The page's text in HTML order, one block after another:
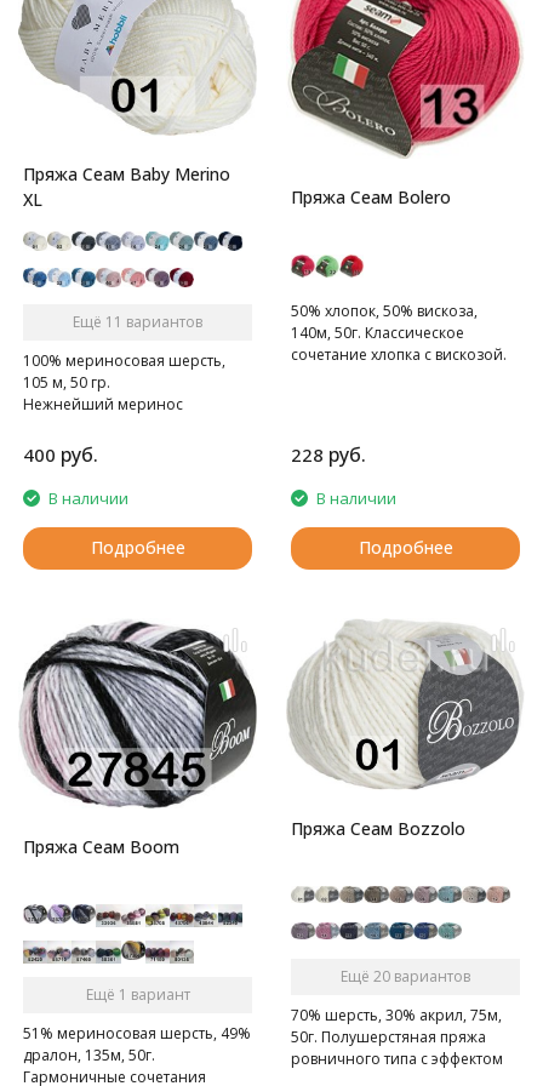
Пряжа Сеам Baby Merino
XL
Ещё 11 вариантов
100% мериносовая шерсть,
105 м, 50 гр.
Нежнейший меринос
400 руб.
В наличии
Подробнее
Пряжа Сеам Bolero
50% хлопок, 50% вискоза,
140м, 50г. Классическое
сочетание хлопка с вискозой.
228 руб.
В наличии
Подробнее
Пряжа Сеам Boom
Ещё 1 вариант
51% мериносовая шерсть, 49%
дралон, 135м, 50г.
Гармоничные сочетания
Пряжа Сеам Bozzolo
Ещё 20 вариантов
70% шерсть, 30% акрил, 75м,
50г. Полушерстяная пряжа
ровничного типа с эффектом